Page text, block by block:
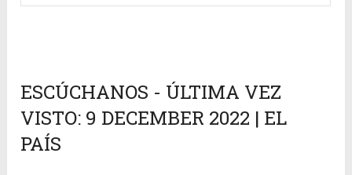
ESCÚCHANOS - ÚLTIMA VEZ
VISTO: 9 DECEMBER 2022 | EL
PAÍS